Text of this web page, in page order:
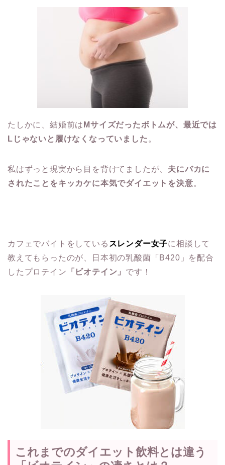
たしかに、結婚前は Mサイズだったボトムが、最近では
Lじゃないと履けなくなっていました 。
私はずっと現実から目を背けてましたが、 夫にバカに
されたことをキッカケに本気でダイエットを決意。
カフェでバイトをしている スレンダー女子に相談して
教えてもらったのが、日本初の乳酸菌「B420」を配合
したプロテイン 「ビオテイン」 です！
これまでのダイエット飲料とは違う